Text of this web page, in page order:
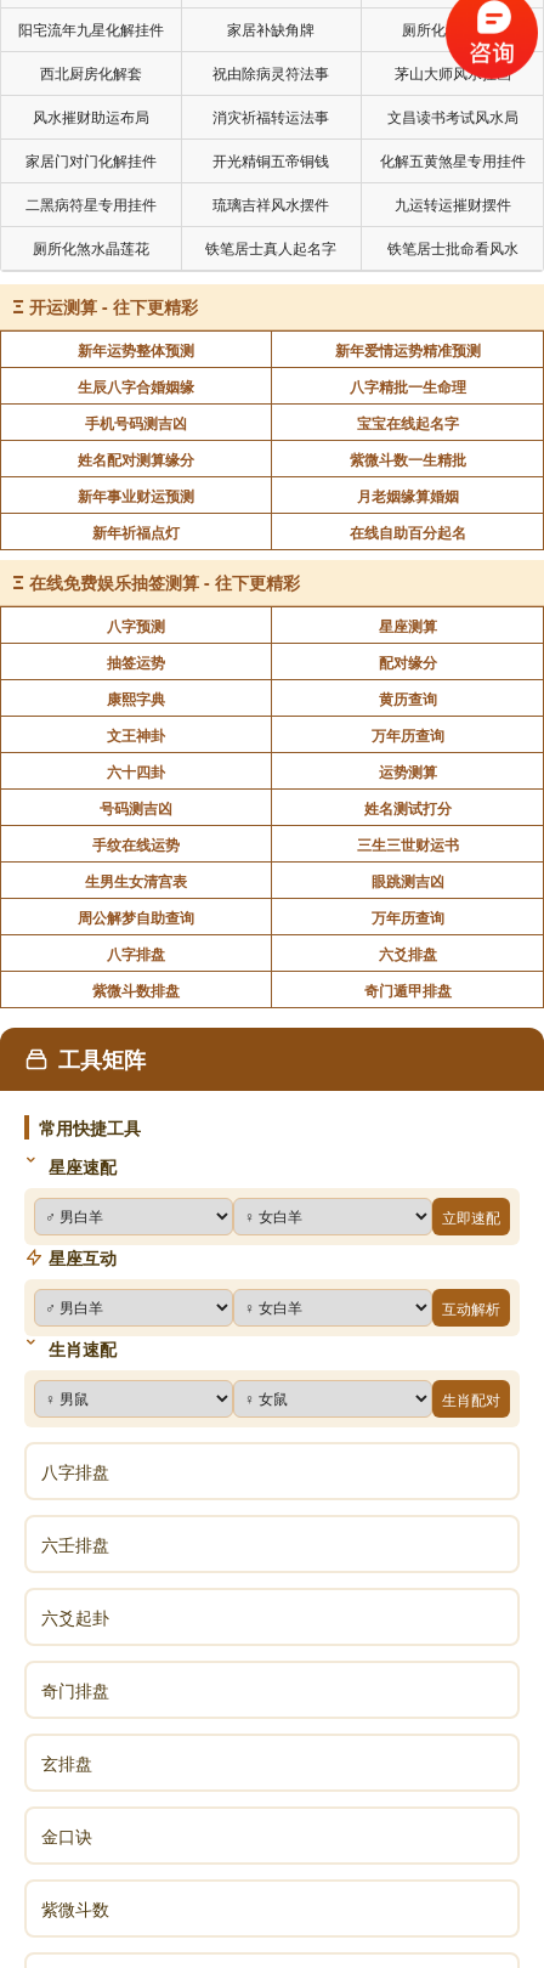
算命不求人，没钱的八字特征
在我们的生活当中，处处都离不开钱。因为我们
的衣食住行，都要靠钱来维持。所以大家都想要赚得更
多的钱，使得自己的生活变得丰满，富足起来。但是有
些人的命运就没有那么顺利了。今天我们就来跟大家一
起了解一下。
1、命局中财星少或是无力，又或是财星被克制
以上都是没钱的特征。
2、财星为用，或财星生助用神，此时财星被抢
合、或被破坏
说明命主一生会为钱财奔波，并且收入特别少。
3、财星为忌神，印星为用神时，财星与印星紧
贴，并克制破坏
同样也是无财的表象。
4、正财、正官远离日干或被冲破
这种八字的人多半没有钱财观念，容易浪费、大
手大脚，或是对钱财不敏感。
5、官杀旺，印星为用，财星得局
此时财星生官星，官星更旺而压制印星，最终导
致命主贫困。
声明：部分内容来于网络，如有侵权，请联系我们删除！以上内容，并
不代表易德轩观点。
阳宅流年九星化解挂件 家居补缺角牌 厕所化秽气煞套
西北厨房化解套 祝由除病灵符法事 茅山大师风水挂画
风水摧财助运布局 消灾祈福转运法事 文昌读书考试风水局
家居门对门化解挂件 开光精铜五帝铜钱 化解五黄煞星专用挂件
二黑病符星专用挂件 琉璃吉祥风水摆件 九运转运摧财摆件
厕所化煞水晶莲花 铁笔居士真人起名字 铁笔居士批命看风水
Ξ 开运测算 - 往下更精彩
新年运势整体预测
新年爱情运势精准预测
生辰八字合婚姻缘
八字精批一生命理
手机号码测吉凶
宝宝在线起名字
姓名配对测算缘分
紫微斗数一生精批
新年事业财运预测
月老姻缘算婚姻
新年祈福点灯
在线自助百分起名
Ξ 在线免费娱乐抽签测算 - 往下更精彩
八字预测
星座测算
抽签运势
配对缘分
康熙字典
黄历查询
文王神卦
万年历查询
六十四卦
运势测算
号码测吉凶
姓名测试打分
手纹在线运势
三生三世财运书
生男生女清宫表
眼跳测吉凶
周公解梦自助查询
万年历查询
八字排盘
六爻排盘
紫微斗数排盘
奇门遁甲排盘
工具矩阵
常用快捷工具
星座速配
立即速配
星座互动
互动解析
生肖速配
生肖配对
八字排盘
六壬排盘
六爻起卦
奇门排盘
玄排盘
金口诀
紫微斗数